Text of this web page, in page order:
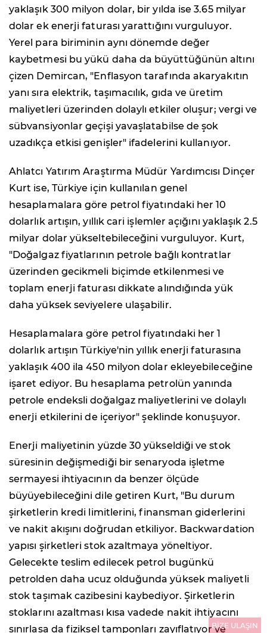
yaklaşık 300 milyon dolar, bir yılda ise 3.65 milyar
dolar ek enerji faturası yarattığını vurguluyor.
Yerel para biriminin aynı dönemde değer
kaybetmesi bu yükü daha da büyüttüğünün altını
çizen Demircan, "Enflasyon tarafında akaryakıtın
yanı sıra elektrik, taşımacılık, gıda ve üretim
maliyetleri üzerinden dolaylı etkiler oluşur; vergi ve
sübvansiyonlar geçişi yavaşlatabilse de şok
uzadıkça etkisi genişler" ifadelerini kullanıyor.
Ahlatcı Yatırım Araştırma Müdür Yardımcısı Dinçer
Kurt ise, Türkiye için kullanılan genel
hesaplamalara göre petrol fiyatındaki her 10
dolarlık artışın, yıllık cari işlemler açığını yaklaşık 2.5
milyar dolar yükseltebileceğini vurguluyor. Kurt,
"Doğalgaz fiyatlarının petrole bağlı kontratlar
üzerinden gecikmeli biçimde etkilenmesi ve
toplam enerji faturası dikkate alındığında yük
daha yüksek seviyelere ulaşabilir.
Hesaplamalara göre petrol fiyatındaki her 1
dolarlık artışın Türkiye'nin yıllık enerji faturasına
yaklaşık 400 ila 450 milyon dolar ekleyebileceğine
işaret ediyor. Bu hesaplama petrolün yanında
petrole endeksli doğalgaz maliyetlerini ve dolaylı
enerji etkilerini de içeriyor" şeklinde konuşuyor.
Enerji maliyetinin yüzde 30 yükseldiği ve stok
süresinin değişmediği bir senaryoda işletme
sermayesi ihtiyacının da benzer ölçüde
büyüyebileceğini dile getiren Kurt, "Bu durum
şirketlerin kredi limitlerini, finansman giderlerini
ve nakit akışını doğrudan etkiliyor. Backwardation
yapısı şirketleri stok azaltmaya yöneltiyor.
Gelecekte teslim edilecek petrol bugünkü
petrolden daha ucuz olduğunda yüksek maliyetli
stok taşımak cazibesini kaybediyor. Şirketlerin
stoklarını azaltması kısa vadede nakit ihtiyacını
sınırlasa da fiziksel tamponları zayıflatıyor veBİZE ULAŞIN